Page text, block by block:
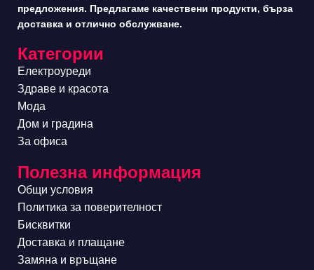
предложения. Предлагаме качествени продукти, бърза
доставка и отлично обслужване.
Категории
Електроуреди
Здраве и красота
Мода
Дом и градина
За офиса
Полезна информация
Общи условия
Политика за поверителност
Бисквитки
Доставка и плащане
Замяна и връщане